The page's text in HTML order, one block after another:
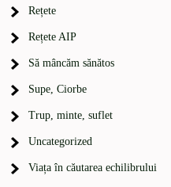
Rețete
Rețete AIP
Să mâncăm sănătos
Supe, Ciorbe
Trup, minte, suflet
Uncategorized
Viața în căutarea echilibrului